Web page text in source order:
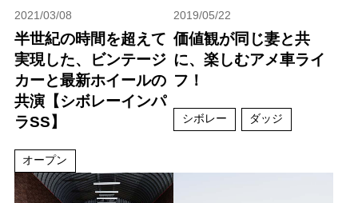
2021/03/08
半世紀の時間を超えて
実現した、ビンテージ
カーと最新ホイールの
共演【シボレーインパ
ラSS】
オープン
2019/05/22
価値観が同じ妻と共
に、楽しむアメ車ライ
フ！
シボレー ダッジ